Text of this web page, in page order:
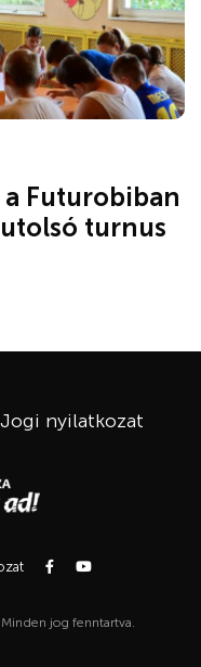
Futurobiban
turnus
Jogi nyilatkozat
jog fenntartva.